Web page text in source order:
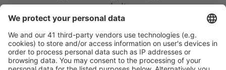
enkelt